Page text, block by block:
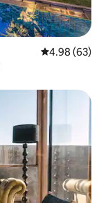
औसत रेटिंग 5 में
4.98 (63)